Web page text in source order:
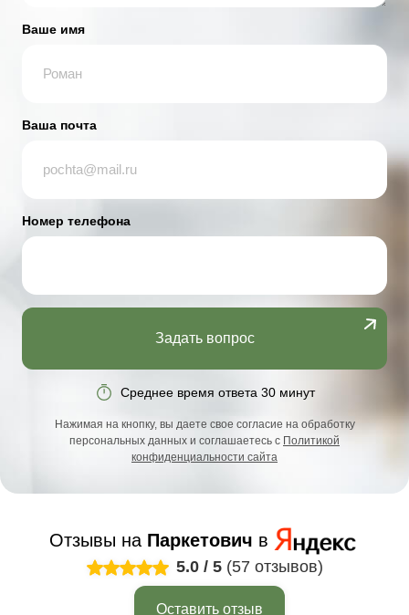
Ваше имя
Ваша почта
Номер телефона
Задать вопрос
Среднее время ответа 30 минут
Нажимая на кнопку, вы даете свое согласие на обработку
персональных данных и соглашаетесь с Политикой
конфиденциальности сайта
Отзывы на Паркетович в
5.0 / 5 (57 отзывов)
Оставить отзыв